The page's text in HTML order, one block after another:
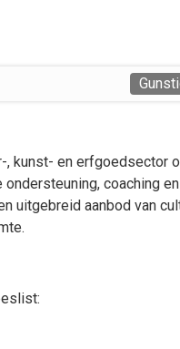
, kunst- en erfgoedsector
ondersteuning, coaching
uitgebreid aanbod van